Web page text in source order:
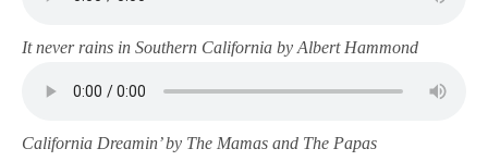
It never rains in Southern California by Albert Hammond
California Dreamin’ by The Mamas and The Papas